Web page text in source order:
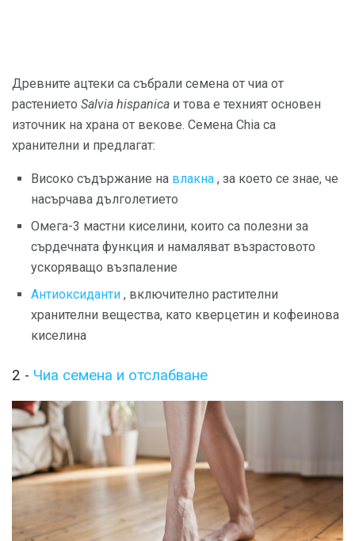
Древните ацтеки са събрали семена от чиа от
растението Salvia hispanica и това е техният основен
източник на храна от векове. Семена Chia са
хранителни и предлагат:
Високо съдържание на влакна , за което се знае, че
насърчава дълголетието
Омега-3 мастни киселини, които са полезни за
сърдечната функция и намаляват възрастовото
ускоряващо възпаление
Антиоксиданти , включително растителни
хранителни вещества, като кверцетин и кофеинова
киселина
2 - Чиа семена и отслабване